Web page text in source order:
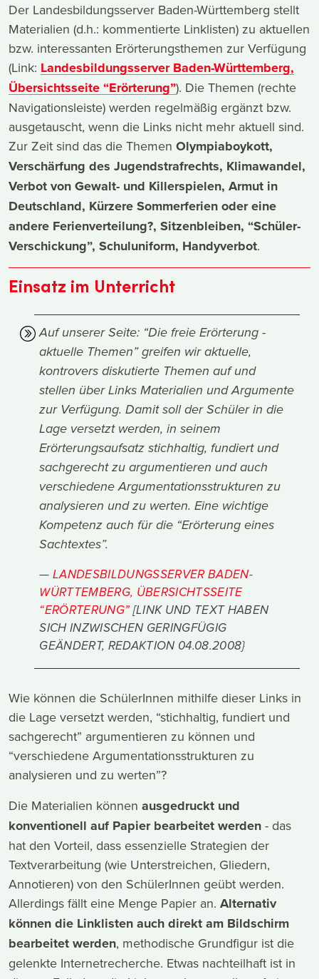
Der Landesbildungsserver Baden-Württemberg stellt
Materialien (d.h.: kommentierte Linklisten) zu aktuellen
bzw. interessanten Erörterungsthemen zur Verfügung
(Link: Landesbildungsserver Baden-Württemberg,
Übersichtsseite “Erörterung”). Die Themen (rechte
Navigationsleiste) werden regelmäßig ergänzt bzw.
ausgetauscht, wenn die Links nicht mehr aktuell sind.
Zur Zeit sind das die Themen Olympiaboykott,
Verschärfung des Jugendstrafrechts, Klimawandel,
Verbot von Gewalt- und Killerspielen, Armut in
Deutschland, Kürzere Sommerferien oder eine
andere Ferienverteilung?, Sitzenbleiben, “Schüler-
Verschickung”, Schuluniform, Handyverbot.
Einsatz im Unterricht
Auf unserer Seite: “Die freie Erörterung -
aktuelle Themen” greifen wir aktuelle,
kontrovers diskutierte Themen auf und
stellen über Links Materialien und Argumente
zur Verfügung. Damit soll der Schüler in die
Lage versetzt werden, in seinem
Erörterungsaufsatz stichhaltig, fundiert und
sachgerecht zu argumentieren und auch
verschiedene Argumentationsstrukturen zu
analysieren und zu werten. Eine wichtige
Kompetenz auch für die “Erörterung eines
Sachtextes”.
LANDESBILDUNGSSERVER BADEN-
WÜRTTEMBERG, ÜBERSICHTSSEITE
“ERÖRTERUNG” [LINK UND TEXT HABEN
SICH INZWISCHEN GERINGFÜGIG
GEÄNDERT, REDAKTION 04.08.2008}
Wie können die SchülerInnen mithilfe dieser Links in
die Lage versetzt werden, “stichhaltig, fundiert und
sachgerecht” argumentieren zu können und
“verschiedene Argumentationsstrukturen zu
analysieren und zu werten”?
Die Materialien können ausgedruckt und
konventionell auf Papier bearbeitet werden - das
hat den Vorteil, dass essenzielle Strategien der
Textverarbeitung (wie Unterstreichen, Gliedern,
Annotieren) von den SchülerInnen geübt werden.
Allerdings fällt eine Menge Papier an. Alternativ
können die Linklisten auch direkt am Bildschirm
bearbeitet werden, methodische Grundfigur ist die
gelenkte Internetrecherche. Etwas nachteilhaft ist in